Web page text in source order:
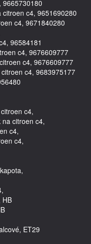
9665730180
c4, 9651690280
c4, 9671840280
96584181
c4, 9676609777
c4, 9676609777
c4, 9683975177
c4,
citroen c4,
c4,
c4,
HB
ET29